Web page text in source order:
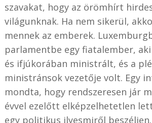
szavakat, hogy az örömhírt
világunknak. Ha nem sikerül,
mennek az emberek.
parlamentbe egy fiatalember, aki
és ifjúkorában ministrált, és a
ministránsok vezetője volt. Egy
mondta, hogy rendszeresen jár
évvel ezelőtt elképzelhetetlen
egy politikus ilyesmiről beszéljen.